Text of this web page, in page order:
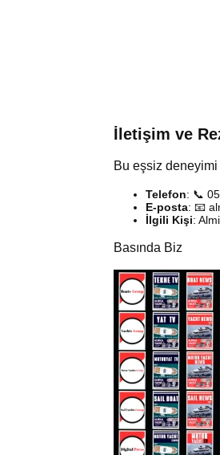
İletişim ve
Bu eşsiz
Telefon: 📞
E-posta: 📧
İlgili Kişi:
Basında Biz